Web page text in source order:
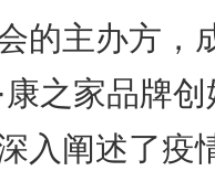
主办方，
之家品牌
入阐述了疫